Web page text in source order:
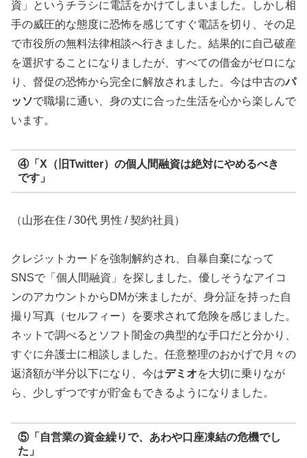
資」というチラシに電話をかけてしまいました。しかし相
手の威圧的な態度に恐怖を感じてすぐ電話を切り、その足
で市役所の無料法律相談へ行きました。結果的に自己破産
を選択することになりましたが、すべての借金がゼロにな
り、督促の恐怖から完全に解放されました。今は中古のパ
ッソで職場に通い、身の丈に合った生活を心から楽しんで
います。
④「X（旧Twitter）の個人間融資は絶対にやめるべき
です」
（山形在住 / 30代 男性 / 契約社員）
クレジットカードを強制解約され、自暴自棄になって
SNSで「個人間融資」を探しました。優しそうなアイコ
ンのアカウントからDMが来ましたが、身分証を持った自
撮り写真（セルフィー）を要求されて危険を感じました。
ネットで調べるとソフト闇金の典型的な手口だと分かり、
すぐに弁護士に相談しました。任意整理のおかげで月々の
返済額が半分以下になり、今はデミオを大切に乗りなが
ら、少しずつですが貯金もできるようになりました。
⑤「自営業の資金繰りで、あわや口座凍結の危機でし
た」